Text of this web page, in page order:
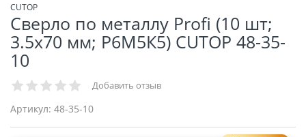
CUTOP
Сверло по металлу Profi (10 шт;
3.5х70 мм; Р6М5К5) CUTOP 48-35-
10
Добавить отзыв
Артикул: 48-35-10